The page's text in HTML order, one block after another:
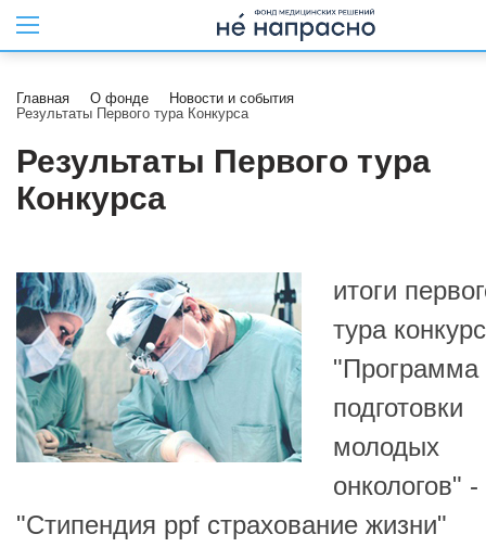
Главная О фонде
Новости и события
Результаты Первого тура Конкурса
Результаты Первого тура
Конкурса
итоги
тура
"Программа
подготовки
молодых
онкологов" -
"Стипендия ppf страхование жизни"